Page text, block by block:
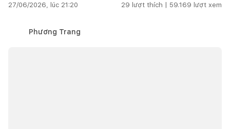
27/06/2026, lúc 21:20 29 lượt thích | 59.169 lượt xem
Phương Trang